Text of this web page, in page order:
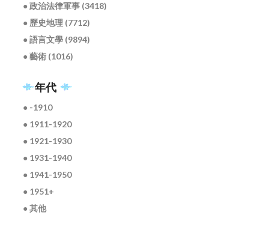
● 政治法律軍事 (3418)
● 歷史地理 (7712)
● 語言文學 (9894)
● 藝術 (1016)
年代
● -1910
● 1911-1920
● 1921-1930
● 1931-1940
● 1941-1950
● 1951+
● 其他